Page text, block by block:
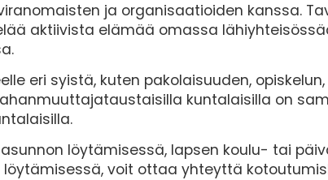
ja organisaatioiden kanssa.
aktiivista elämää omassa
eri syistä, kuten pakolaisuuden,
kuntalaisilla on
löytämisessä, lapsen koulu- tai
voit ottaa yhteyttä